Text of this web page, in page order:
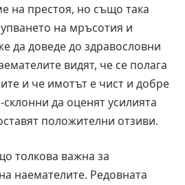
на престоя, но също така
на мръсотия и
да доведе до здравословни
видят, че се полага
и че имотът е чист и добре
да оценят усилията
положителни отзиви.
толкова важна за
наемателите. Редовната